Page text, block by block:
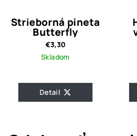
Strieborná pineta
Butterfly
€3,30
Skladom
Detail